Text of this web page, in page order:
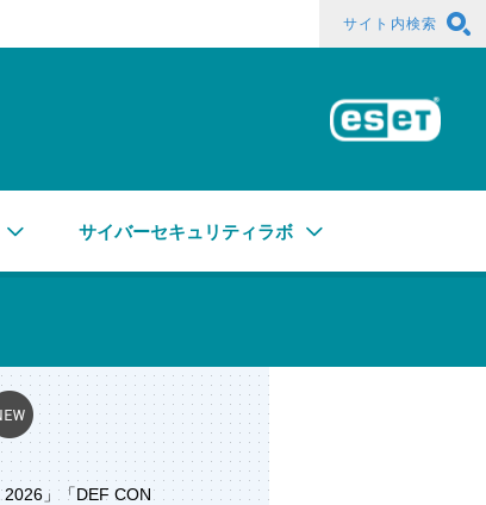
サイト内検索
サイバーセキュリティラボ
2026」「DEF CON